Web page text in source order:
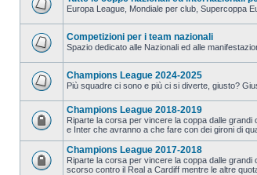
Europa League, Mondiale per club, Supercoppa
Competizioni per i team nazionali
Spazio dedicato alle Nazionali ed alle
Champions League 2024-2025
Più squadre ci sono e più ci si diverte, giusto?
Champions League 2018-2019
Riparte la corsa per vincere la coppa dalle
e Inter che avranno a che fare con dei gironi di
Champions League 2017-2018
Riparte la corsa per vincere la coppa dalle
scorso contro il Real a Cardiff mentre le altre